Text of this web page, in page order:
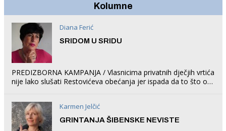
Kolumne
Diana Ferić
SRIDOM U SRIDU
PREDIZBORNA KAMPANJA / Vlasnicima privatnih dječjih vrtića
nije lako slušati Restovićeva obećanja jer ispada da to što oni
Karmen Jelčić
GRINTANJA ŠIBENSKE NEVISTE